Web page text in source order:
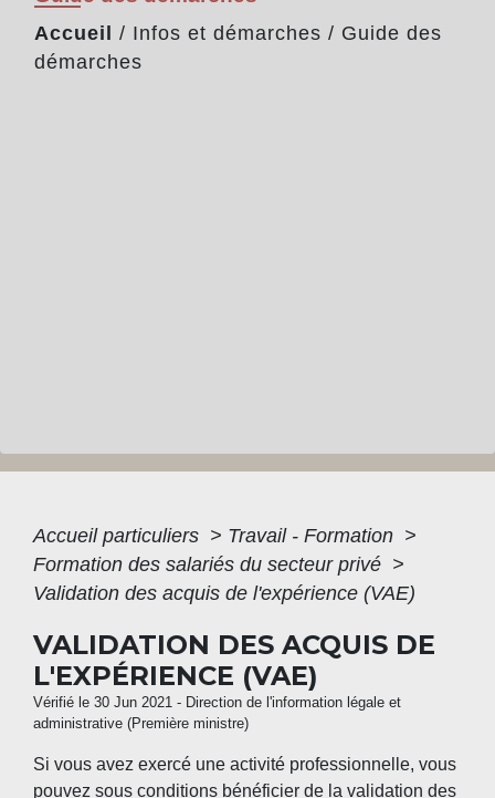
Accueil / Infos et démarches / Guide des
démarches
Accueil particuliers > Travail - Formation >
Formation des salariés du secteur privé >
Validation des acquis de l'expérience (VAE)
VALIDATION DES ACQUIS DE
L'EXPÉRIENCE (VAE)
Vérifié le 30 Jun 2021 - Direction de l'information légale et
administrative (Première ministre)
Si vous avez exercé une activité professionnelle, vous
pouvez sous conditions bénéficier de la validation des